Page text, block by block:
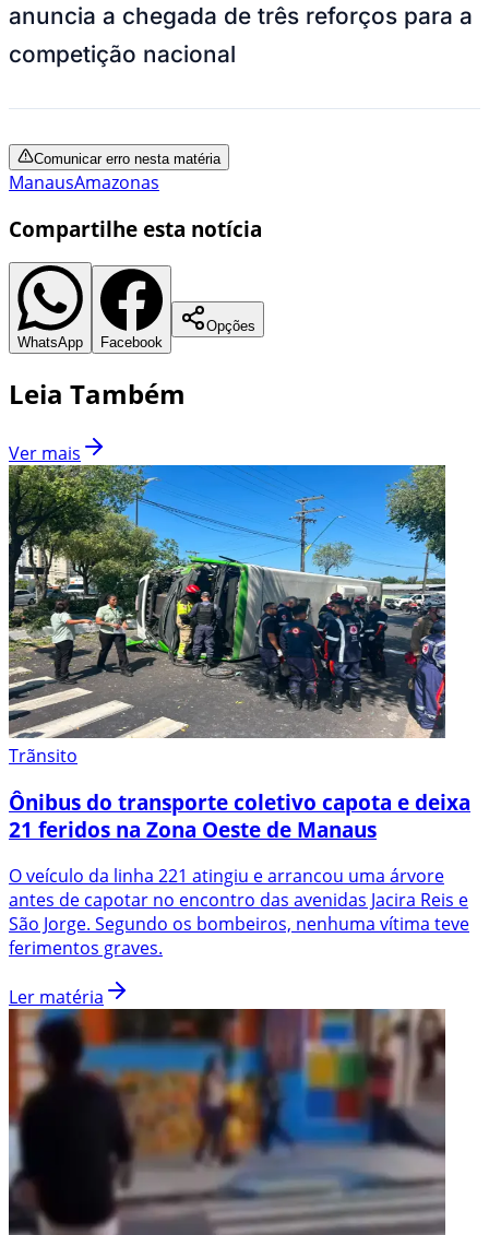
anuncia a chegada de três reforços para a
competição nacional
Comunicar erro nesta matéria
ManausAmazonas
Compartilhe esta notícia
WhatsApp Facebook
Opções
Leia Também
Ver mais
Trãnsito
Ônibus do transporte coletivo capota e deixa
21 feridos na Zona Oeste de Manaus
O veículo da linha 221 atingiu e arrancou uma árvore
antes de capotar no encontro das avenidas Jacira Reis e
São Jorge. Segundo os bombeiros, nenhuma vítima teve
ferimentos graves.
Ler matéria